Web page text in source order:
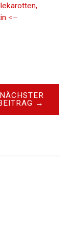
<–
NÄCHSTER
→